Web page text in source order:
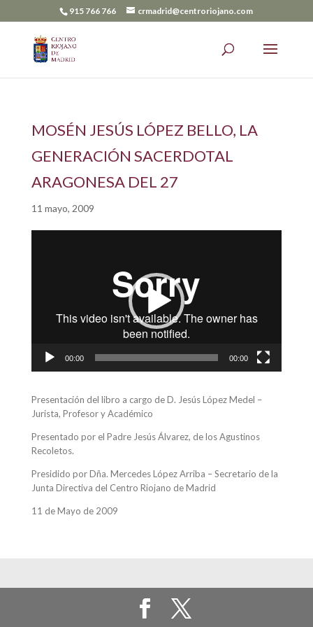
915 766 766 crmadrid@centroriojano.com
MOSÉN JESÚS LÓPEZ BELLO, LA
GENERACIÓN SACERDOTAL
ARAGONESA DEL 27
11 mayo, 2009
00:00 00:00
Presentación del libro a cargo de D. Jesús López Medel –
Jurista, Profesor y Académico
Presentado por el Padre Jesús Álvarez, de los Agustinos
Recoletos.
Presidido por Dña. Mercedes López Arriba – Secretario de la
Junta Directiva del Centro Riojano de Madrid
11 de Mayo de 2009